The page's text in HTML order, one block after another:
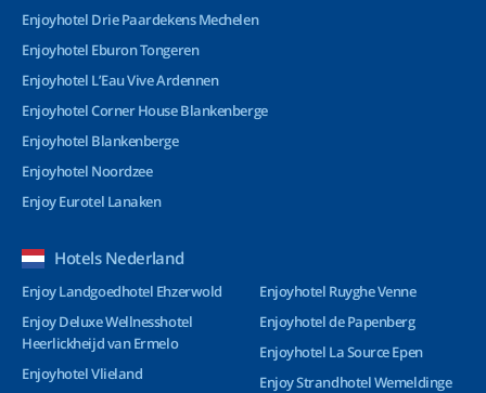
Enjoyhotel Drie Paardekens Mechelen
Enjoyhotel Eburon Tongeren
Enjoyhotel L’Eau Vive Ardennen
Enjoyhotel Corner House Blankenberge
Enjoyhotel Blankenberge
Enjoyhotel Noordzee
Enjoy Eurotel Lanaken
Hotels Nederland
Enjoy Landgoedhotel Ehzerwold
Enjoy Deluxe Wellnesshotel
Heerlickheijd van Ermelo
Enjoyhotel Vlieland
Enjoyhotel Ruyghe Venne
Enjoyhotel de Papenberg
Enjoyhotel La Source Epen
Enjoy Strandhotel Wemeldinge